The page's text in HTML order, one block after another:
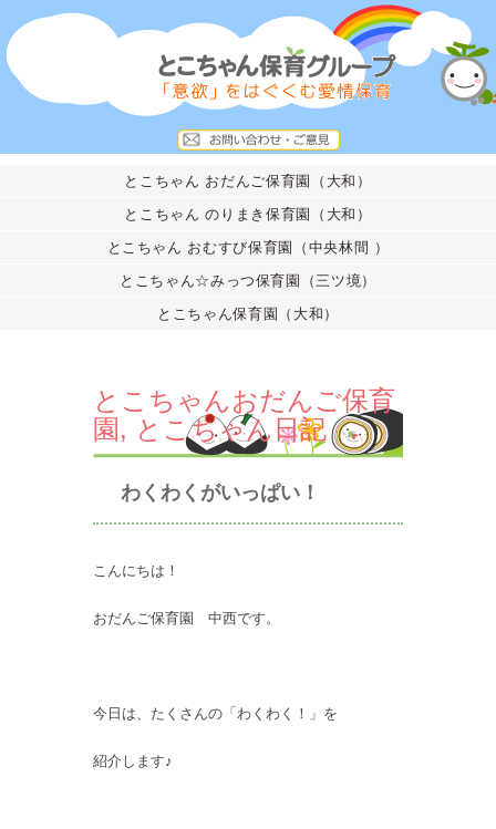
とこちゃん おだんご保育園（大和）
とこちゃん のりまき保育園（大和）
とこちゃん おむすび保育園（中央林間 ）
とこちゃん☆みっつ保育園（三ツ境）
とこちゃん保育園（大和）
とこちゃんおだんご保育
園 , とこちゃん日記
わくわくがいっぱい！
こんにちは！
おだんご保育園 中西です。
今日は、たくさんの「わくわく！」を
紹介します♪